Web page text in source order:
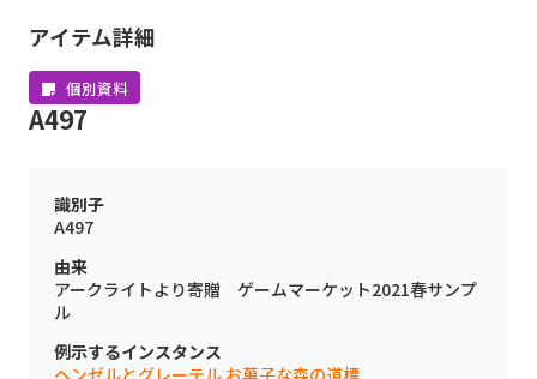
アイテム詳細
個別資料
A497
識別子
A497
由来
アークライトより寄贈 ゲームマーケット2021春サンプ
ル
例示するインスタンス
ヘンゼルとグレーテル お菓子な森の道標